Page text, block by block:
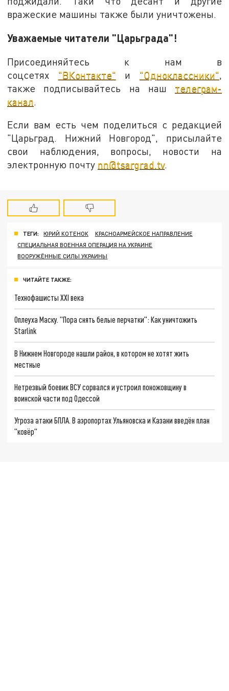
вражеские машины также были уничтожены.
Уважаемые читатели "Царьграда"!
Присоединяйтесь к нам в
соцсетях "ВКонтакте" и "Одноклассники"
также подписывайтесь на наш телеграм-
канал
Если вам есть чем поделиться с редакцией
"Царьград. Нижний Новгород", присылайте
свои наблюдения, вопросы, новости на
электронную почту nn@tsargrad.tv.
ТЕГИ: ЮРИЙ КОТЕНОК
КРАСНОАРМЕЙСКОЕ НАПРАВЛЕНИЕ
СПЕЦИАЛЬНАЯ ВОЕННАЯ ОПЕРАЦИЯ НА УКРАИНЕ
ВООРУЖЁННЫЕ СИЛЫ УКРАИНЫ
ЧИТАЙТЕ ТАКЖЕ:
Технофашисты XXI века
Оплеуха Маску. "Пора снять белые перчатки": Как уничтожить
Starlink
В Нижнем Новгороде нашли район, в котором не хотят жить
местные
Нетрезвый боевик ВСУ сорвался и устроил поножовщину в
воинской части под Одессой
Угроза атаки БПЛА. В аэропортах Ульяновска и Казани введён план
"ковёр"